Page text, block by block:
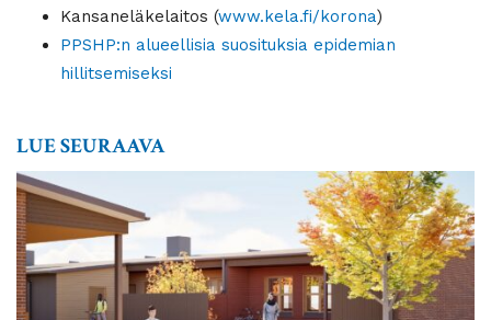
Kansaneläkelaitos (www.kela.fi/korona)
PPSHP:n alueellisia suosituksia epidemian
hillitsemiseksi
LUE SEURAAVA